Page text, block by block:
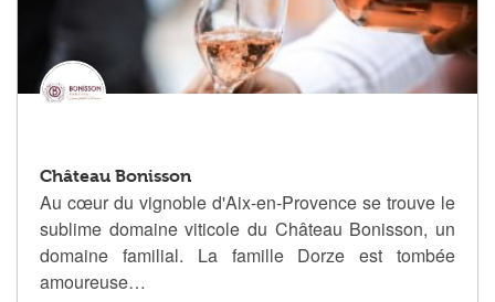
Château Bonisson
Au cœur du vignoble d'Aix-en-Provence se trouve le
sublime domaine viticole du Château Bonisson, un
domaine familial. La famille Dorze est tombée
amoureuse…